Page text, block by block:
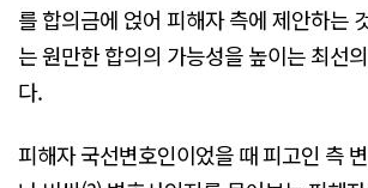
를 합의금에 얹어 피해자 측에 제안하는
는 원만한 합의의 가능성을 높이는 최선
다.
피해자 국선변호인이었을 때 피고인 측